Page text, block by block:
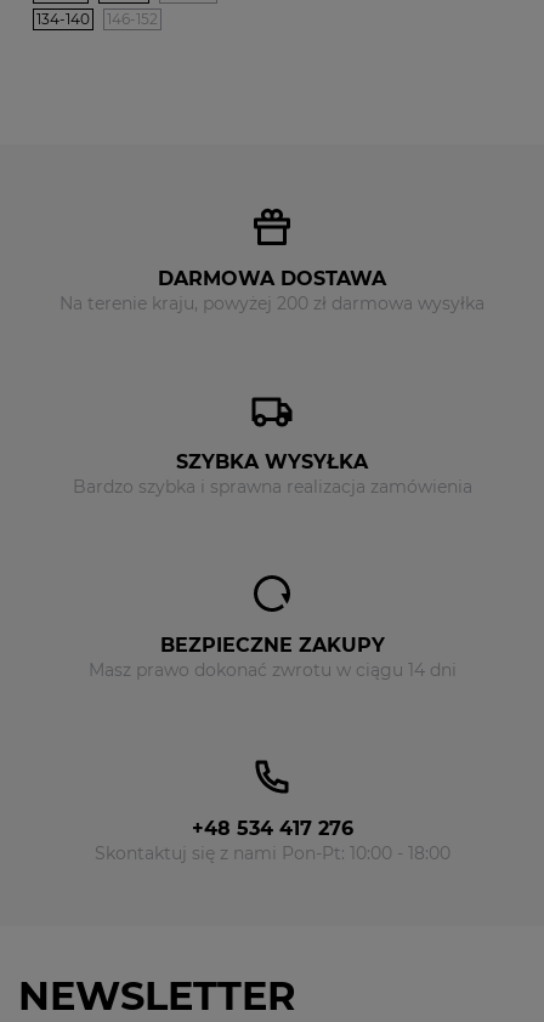
134-140
146-152
DARMOWA DOSTAWA
Na terenie kraju, powyżej 200 zł darmowa wysyłka
SZYBKA WYSYŁKA
Bardzo szybka i sprawna realizacja zamówienia
BEZPIECZNE ZAKUPY
Masz prawo dokonać zwrotu w ciągu 14 dni
+48 534 417 276
Skontaktuj się z nami Pon-Pt: 10:00 - 18:00
NEWSLETTER